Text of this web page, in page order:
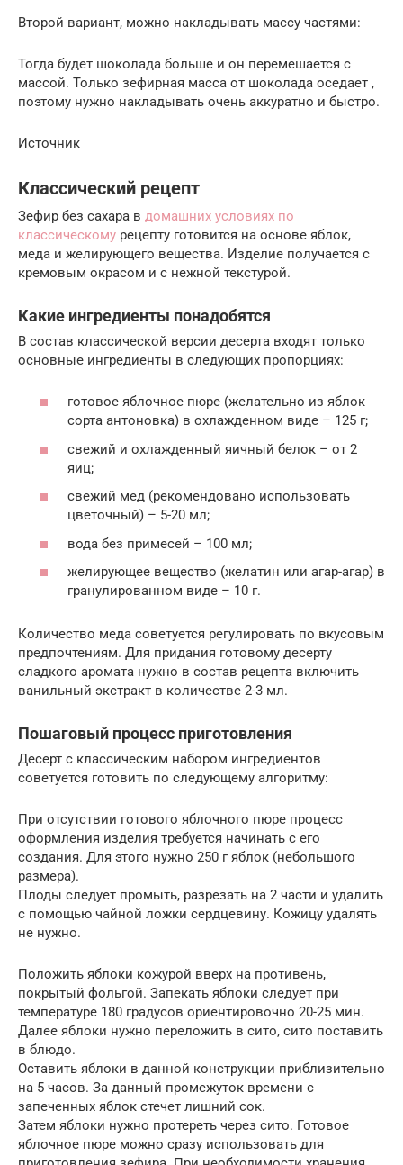
Второй вариант, можно накладывать массу частями:
Тогда будет шоколада больше и он перемешается с
массой. Только зефирная масса от шоколада оседает ,
поэтому нужно накладывать очень аккуратно и быстро.
Источник
Классический рецепт
Зефир без сахара в домашних условиях по
классическому рецепту готовится на основе яблок,
меда и желирующего вещества. Изделие получается с
кремовым окрасом и с нежной текстурой.
Какие ингредиенты понадобятся
В состав классической версии десерта входят только
основные ингредиенты в следующих пропорциях:
готовое яблочное пюре (желательно из яблок
сорта антоновка) в охлажденном виде – 125 г;
свежий и охлажденный яичный белок – от 2
яиц;
свежий мед (рекомендовано использовать
цветочный) – 5-20 мл;
вода без примесей – 100 мл;
желирующее вещество (желатин или агар-агар) в
гранулированном виде – 10 г.
Количество меда советуется регулировать по вкусовым
предпочтениям. Для придания готовому десерту
сладкого аромата нужно в состав рецепта включить
ванильный экстракт в количестве 2-3 мл.
Пошаговый процесс приготовления
Десерт с классическим набором ингредиентов
советуется готовить по следующему алгоритму:
При отсутствии готового яблочного пюре процесс
оформления изделия требуется начинать с его
создания. Для этого нужно 250 г яблок (небольшого
размера).
Плоды следует промыть, разрезать на 2 части и удалить
с помощью чайной ложки сердцевину. Кожицу удалять
не нужно.
Положить яблоки кожурой вверх на противень,
покрытый фольгой. Запекать яблоки следует при
температуре 180 градусов ориентировочно 20-25 мин.
Далее яблоки нужно переложить в сито, сито поставить
в блюдо.
Оставить яблоки в данной конструкции приблизительно
на 5 часов. За данный промежуток времени с
запеченных яблок стечет лишний сок.
Затем яблоки нужно протереть через сито. Готовое
яблочное пюре можно сразу использовать для